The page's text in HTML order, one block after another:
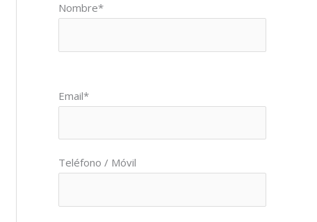
Nombre*
Email*
Teléfono / Móvil